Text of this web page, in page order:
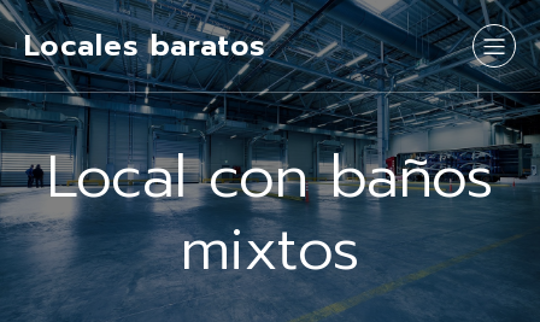
Locales baratos
Local con baños
mixtos